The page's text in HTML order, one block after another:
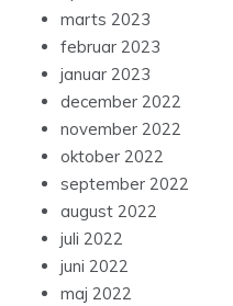
marts 2023
februar 2023
januar 2023
december 2022
november 2022
oktober 2022
september 2022
august 2022
juli 2022
juni 2022
maj 2022